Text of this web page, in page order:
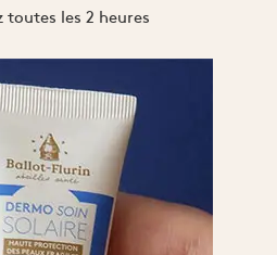
toutes les 2 heures